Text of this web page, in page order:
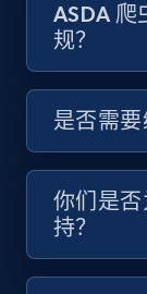
8.1K+
URL, Title,
Video
8.1K+
ASDA 爬
规？
是否需要
你们是否
持？